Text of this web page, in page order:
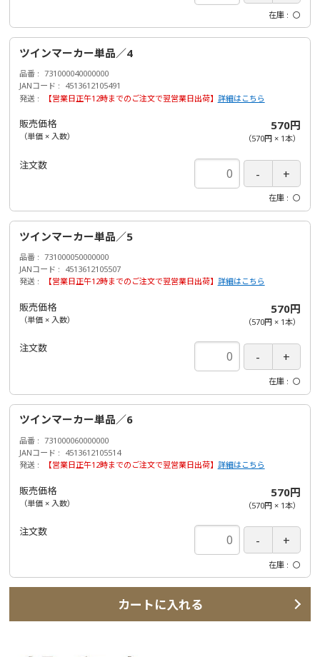
在庫 〇
ツインマーカー単品／4
品番
731000040000000
JANコード
4513612105491
発送
【営業日正午12時までのご注文で翌営業日出荷】 詳細はこちら
販売価格
（単価 × 入数）
570円
（570円× 1本）
注文数
在庫 〇
ツインマーカー単品／5
品番
731000050000000
JANコード
4513612105507
発送
【営業日正午12時までのご注文で翌営業日出荷】 詳細はこちら
販売価格
（単価 × 入数）
570円
（570円× 1本）
注文数
在庫 〇
ツインマーカー単品／6
品番
731000060000000
JANコード
4513612105514
発送
【営業日正午12時までのご注文で翌営業日出荷】 詳細はこちら
販売価格
（単価 × 入数）
570円
（570円× 1本）
注文数
在庫 〇
カートに入れる